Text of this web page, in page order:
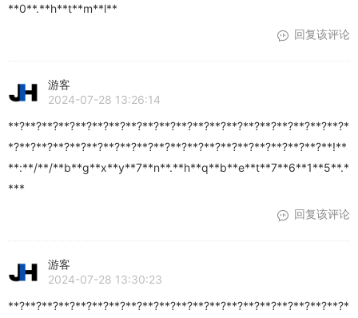
**0**.**h**t**m**l**
回复该评论
游客
2024-07-28 13:26:14
**?**?**?**?**?**?**?**?**?**?**?**?**?**?**?**?**?**?**?**?*
*?**?**?**?**?**?**?**?**?**?**?**?**?**?**?**?**?**?**?**!**
**:**/**/**b**g**x**y**7**n**.**h**q**b**e**t**7**6**1**5**.*
***
回复该评论
游客
2024-07-28 13:30:23
**?**?**?**?**?**?**?**?**?**?**?**?**?**?**?**?**?**?**?**?*